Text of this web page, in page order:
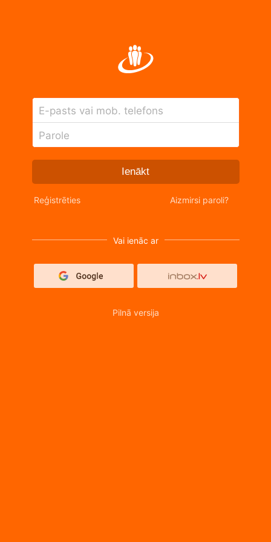
E-pasts vai mob. telefons
Parole
Ienākt
Reģistrēties Aizmirsi paroli?
Vai ienāc ar
Pilnā versija